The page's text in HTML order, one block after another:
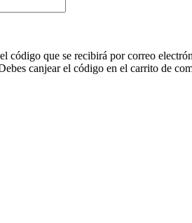
código que se recibirá por correo
canjear el código en el carrito de